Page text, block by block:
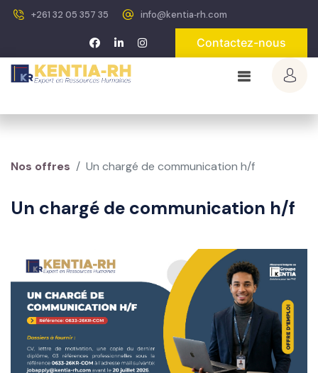
+261 32 05 357 35 info@kentia‐rh.com
Contactez-nous
Nos offres Un chargé de communication h/f
Un chargé de communication h/f